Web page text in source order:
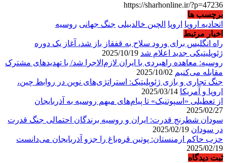
https://sharhonline.ir/?p=47236
برچسب ها
اتحادیه اروپا اروپا الچین خالدبیلی جنگ جهانی روسیه
اخبار مرتبط
راه انگلیس برای ورود سلاح به قفقاز باز شد، آغاز یک دوره
ژئوپلیتیکی جدید اعلام شد
روسیه: معاهده راهبردی با ایران لازم‌الاجرا شد/ با تهدیدهای مشترک
مقابله می‌کنیم
جنگ تجاری و بازی ژئوپلیتیک: استراتژی‌های نوین در روابط چین،
اروپا و آمریکا
از تعطیلی «اسپوتنیک» تا پیام‌های مبهم روسیه به آذربایجان
2025/02/27
سودان شطرنج قدرت: ایران و روسیه برندگان احتمالی جنگ قدرت
در سودان
حزب حاکم ارمنستان: پوتین قره‌باغ را جزو آذربایجان می‌دانست
2025/02/19
ثبت دیدگاه